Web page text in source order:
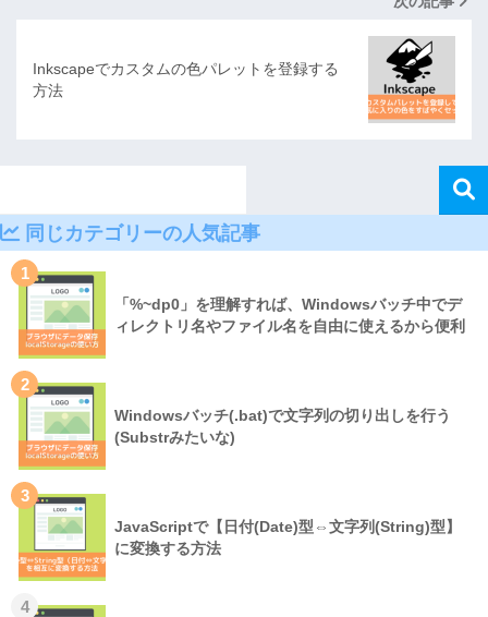
Inkscapeでカスタムの色パレットを登録する
方法
同じカテゴリーの人気記事
1
「%~dp0」を理解すれば、Windowsバッチ中でデ
ィレクトリ名やファイル名を自由に使えるから便利
2
Windowsバッチ(.bat)で文字列の切り出しを行う
(Substrみたいな)
3
JavaScriptで【日付(Date)型⇔文字列(String)型】
に変換する方法
4